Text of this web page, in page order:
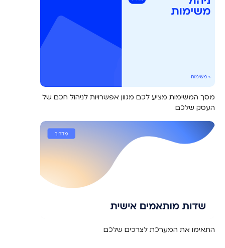
מסך המשימות מציע לכם מגוון אפשרויות לניהול חכם של
העסק שלכם
התאימו את המערכת לצרכים שלכם